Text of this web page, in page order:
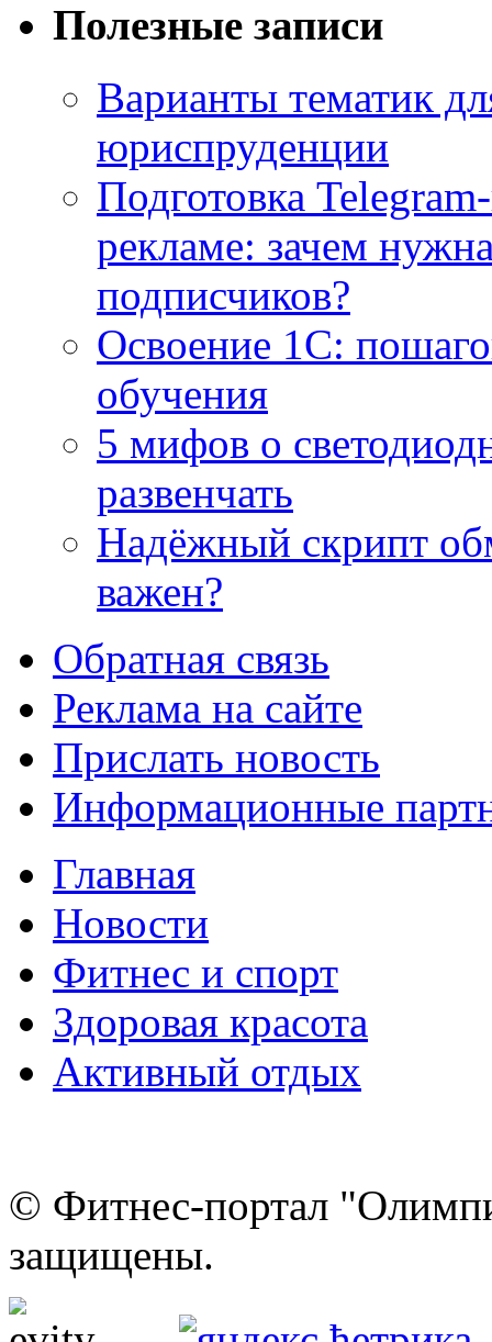
Полезные записи
Варианты тематик
юриспруденции
Подготовка
рекламе: зачем
подписчиков?
Освоение 1С:
обучения
5 мифов о
развенчать
Надёжный скрипт
важен?
Обратная связь
Реклама на сайте
Прислать новость
Информационные
Главная
Новости
Фитнес и спорт
Здоровая красота
Активный отдых
© Фитнес-портал
защищены.